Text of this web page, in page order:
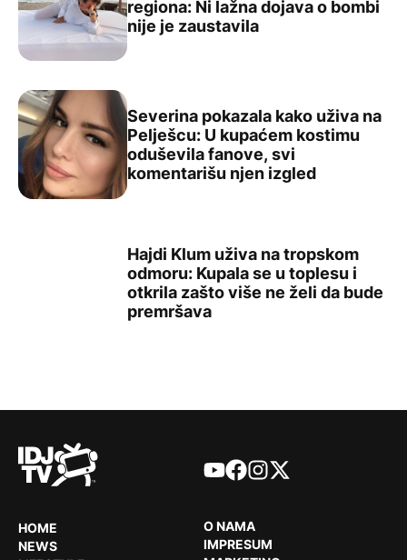
Goga Sekulić ruši rekorde širom regiona: Ni lažna
regiona: Ni lažna dojava o bombi
nije je zaustavila
Severina pokazala kako uživa na Pelješcu: U
Severina pokazala kako uživa na
Pelješcu: U kupaćem kostimu
oduševila fanove, svi
komentarišu njen izgled
Hajdi Klum uživa na tropskom odmoru: Kupala se u
Hajdi Klum uživa na tropskom
odmoru: Kupala se u toplesu i
otkrila zašto više ne želi da bude
premršava
HOME
NEWS
YouTube
Facebook
Instagram
X
O NAMA
IMPRESUM